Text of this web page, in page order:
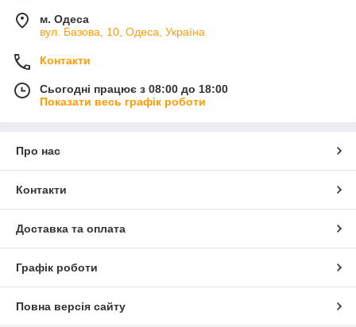
м. Одеса
вул. Базова, 10, Одеса, Україна
Контакти
Сьогодні працює з 08:00 до 18:00
Показати весь графік роботи
Про нас
Контакти
Доставка та оплата
Графік роботи
Повна версія сайту